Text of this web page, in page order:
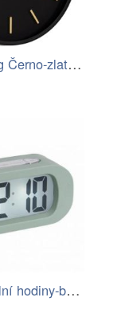
Nordic Living Černo-zlaté nástěnné…
Stolní digitální hodiny-budík Karlsson…